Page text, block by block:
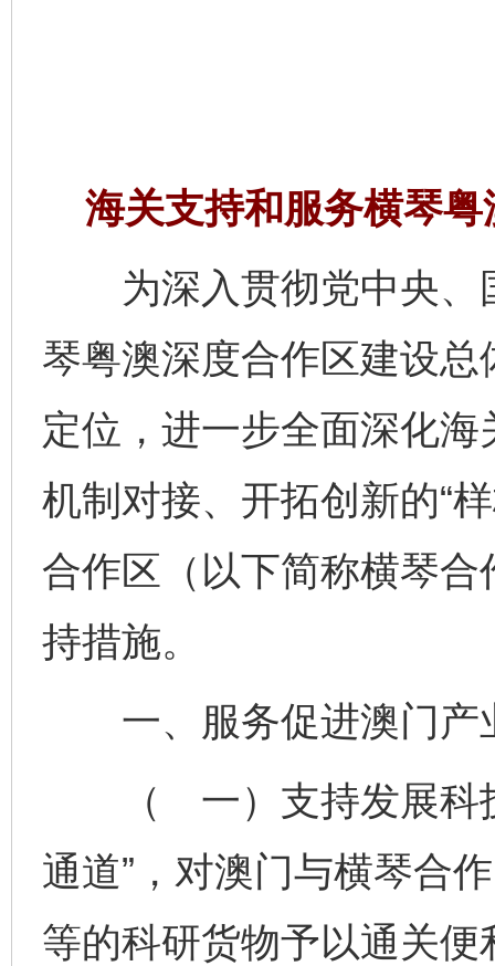
海关支持和服务横琴
为深入贯彻党中央、
琴粤澳深度合作区建设总
定位，进一步全面深化
机制对接、开拓创新的“
合作区（以下简称横琴
持措施。
一、服务促进澳门产
（ 一）支持发展科技
通道”，对澳门与横琴合
等的科研货物予以通关便